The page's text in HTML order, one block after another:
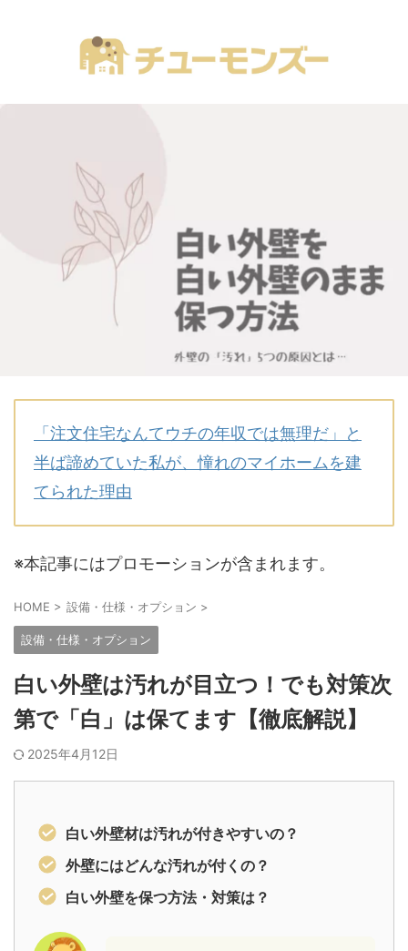
「注文住宅なんてウチの年収では無理だ」と
半ば諦めていた私が、憧れのマイホームを建
てられた理由
※本記事にはプロモーションが含まれます。
HOME > 設備・仕様・オプション >
設備・仕様・オプション
白い外壁は汚れが目立つ！でも対策次
第で「白」は保てます【徹底解説】
2025年4月12日
白い外壁材は汚れが付きやすいの？
外壁にはどんな汚れが付くの？
白い外壁を保つ方法・対策は？